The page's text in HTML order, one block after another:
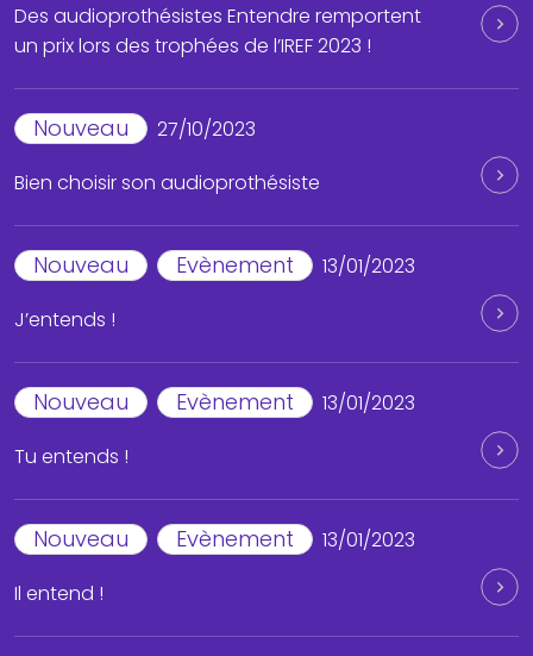
Des audioprothésistes Entendre remportent
un prix lors des trophées de l’IREF 2023 !
Nouveau
27/10/2023
Bien choisir son audioprothésiste
Nouveau Evènement
13/01/2023
J’entends !
Nouveau Evènement
13/01/2023
Tu entends !
Nouveau Evènement
13/01/2023
Il entend !